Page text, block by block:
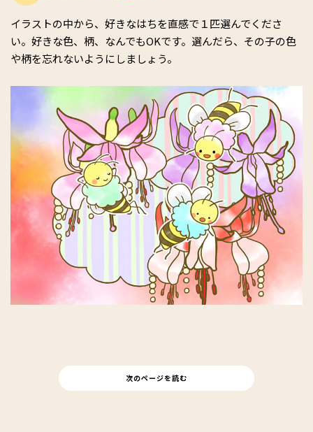
イラストの中から、好きなはちを直感で１匹選んでくださ
い。好きな色、柄、なんでもOKです。選んだら、その子の色
や柄を忘れないようにしましょう。
次のページを読む